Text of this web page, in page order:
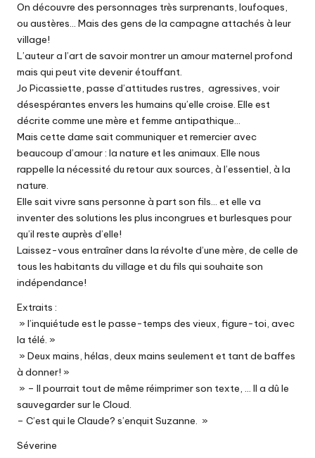
On découvre des personnages très surprenants, loufoques,
ou austères… Mais des gens de la campagne attachés à leur
village!
L’auteur a l’art de savoir montrer un amour maternel profond
mais qui peut vite devenir étouffant.
Jo Picassiette, passe d’attitudes rustres, agressives, voir
désespérantes envers les humains qu’elle croise. Elle est
décrite comme une mère et femme antipathique…
Mais cette dame sait communiquer et remercier avec
beaucoup d’amour : la nature et les animaux. Elle nous
rappelle la nécessité du retour aux sources, à l’essentiel, à la
nature.
Elle sait vivre sans personne à part son fils… et elle va
inventer des solutions les plus incongrues et burlesques pour
qu’il reste auprès d’elle!
Laissez-vous entraîner dans la révolte d’une mère, de celle de
tous les habitants du village et du fils qui souhaite son
indépendance!
Extraits :
» l’inquiétude est le passe-temps des vieux, figure-toi, avec
la télé. »
» Deux mains, hélas, deux mains seulement et tant de baffes
à donner! »
» – Il pourrait tout de même réimprimer son texte, … Il a dû le
sauvegarder sur le Cloud.
– C’est qui le Claude? s’enquit Suzanne. »
Séverine